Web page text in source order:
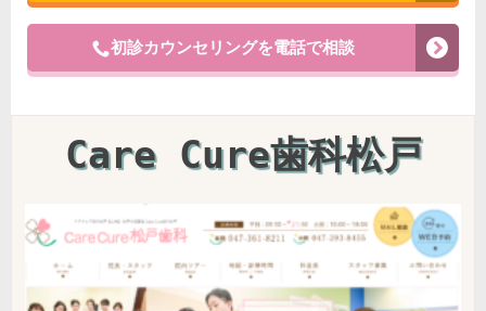
初診カウンセリングを電話で相談
Care Cure歯科松戸